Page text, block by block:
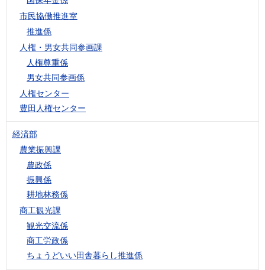
市民協働推進室
推進係
人権・男女共同参画課
人権尊重係
男女共同参画係
人権センター
豊田人権センター
経済部
農業振興課
農政係
振興係
耕地林務係
商工観光課
観光交流係
商工労政係
ちょうどいい田舎暮らし推進係